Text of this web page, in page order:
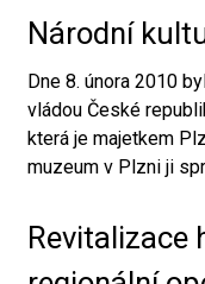
Národní
Dne 8. února 2010
vládou České
která je majetkem
muzeum v Plzni ji
Revitalizace